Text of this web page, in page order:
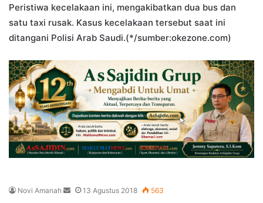
Peristiwa kecelakaan ini, mengakibatkan dua bus dan
satu taxi rusak. Kasus kecelakaan tersebut saat ini
ditangani Polisi Arab Saudi.(*/sumber:okezone.com)
Novi Amanah
Send13 Agustus 2018 563